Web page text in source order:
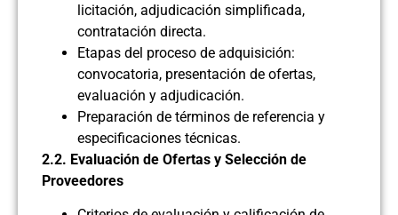
licitación, adjudicación simplificada,
contratación directa.
Etapas del proceso de adquisición:
convocatoria, presentación de ofertas,
evaluación y adjudicación.
Preparación de términos de referencia y
especificaciones técnicas.
2.2. Evaluación de Ofertas y Selección de
Proveedores